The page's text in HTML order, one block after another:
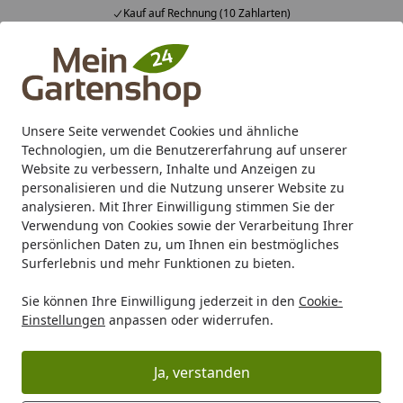
Unsere Seite verwendet Cookies und ähnliche
Technologien, um die Benutzererfahrung auf unserer
Website zu verbessern, Inhalte und Anzeigen zu
personalisieren und die Nutzung unserer Website zu
analysieren. Mit Ihrer Einwilligung stimmen Sie der
Verwendung von Cookies sowie der Verarbeitung Ihrer
persönlichen Daten zu, um Ihnen ein bestmögliches
Surferlebnis und mehr Funktionen zu bieten.
Sie können Ihre Einwilligung jederzeit in den Cookie-
Einstellungen anpassen oder widerrufen.
Ja, verstanden
Kauf auf Rechnung (10 Zahlarten)
Alle Produkte
Mein Konto
Suchen
Karibu Pools inkl. gratis Sandfilteranlage & Pool-
Starterset (Gesamtwert bis 468,99€)
Startseite
Gartenbau Randsteine Palisaden Diephaus KLEIN-
15/60 CM